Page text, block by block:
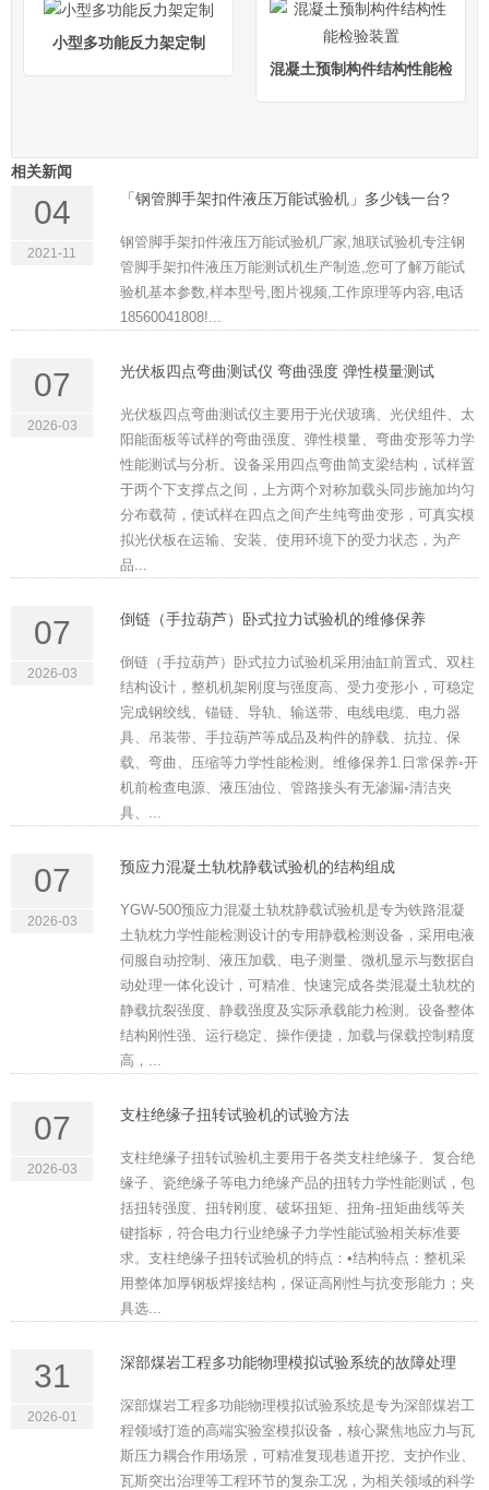
小型多功能反力架定制
混凝土预制构件结构性能检验装
相关新闻
04
2021-11
「钢管脚手架扣件液压万能试验机」多少钱一台?
钢管脚手架扣件液压万能试验机厂家,旭联试验机专注钢
管脚手架扣件液压万能测试机生产制造,您可了解万能试
验机基本参数,样本型号,图片视频,工作原理等内容,电话
18560041808!...
07
2026-03
光伏板四点弯曲测试仪 弯曲强度 弹性模量测试
光伏板四点弯曲测试仪主要用于光伏玻璃、光伏组件、太
阳能面板等试样的弯曲强度、弹性模量、弯曲变形等力学
性能测试与分析。设备采用四点弯曲简支梁结构，试样置
于两个下支撑点之间，上方两个对称加载头同步施加均匀
分布载荷，使试样在四点之间产生纯弯曲变形，可真实模
拟光伏板在运输、安装、使用环境下的受力状态，为产
品...
07
2026-03
倒链（手拉葫芦）卧式拉力试验机的维修保养
倒链（手拉葫芦）卧式拉力试验机采用油缸前置式、双柱
结构设计，整机机架刚度与强度高、受力变形小，可稳定
完成钢绞线、锚链、导轨、输送带、电线电缆、电力器
具、吊装带、手拉葫芦等成品及构件的静载、抗拉、保
载、弯曲、压缩等力学性能检测。维修保养1.日常保养◦开
机前检查电源、液压油位、管路接头有无渗漏◦清洁夹
具、...
07
2026-03
预应力混凝土轨枕静载试验机的结构组成
YGW-500预应力混凝土轨枕静载试验机是专为铁路混凝
土轨枕力学性能检测设计的专用静载检测设备，采用电液
伺服自动控制、液压加载、电子测量、微机显示与数据自
动处理一体化设计，可精准、快速完成各类混凝土轨枕的
静载抗裂强度、静载强度及实际承载能力检测。设备整体
结构刚性强、运行稳定、操作便捷，加载与保载控制精度
高，...
07
2026-03
支柱绝缘子扭转试验机的试验方法
支柱绝缘子扭转试验机主要用于各类支柱绝缘子、复合绝
缘子、瓷绝缘子等电力绝缘产品的扭转力学性能测试，包
括扭转强度、扭转刚度、破坏扭矩、扭角-扭矩曲线等关
键指标，符合电力行业绝缘子力学性能试验相关标准要
求。支柱绝缘子扭转试验机的特点：•结构特点：整机采
用整体加厚钢板焊接结构，保证高刚性与抗变形能力；夹
具选...
31
2026-01
深部煤岩工程多功能物理模拟试验系统的故障处理
深部煤岩工程多功能物理模拟试验系统是专为深部煤岩工
程领域打造的高端实验室模拟设备，核心聚焦地应力与瓦
斯压力耦合作用场景，可精准复现巷道开挖、支护作业、
瓦斯突出治理等工程环节的复杂工况，为相关领域的科学